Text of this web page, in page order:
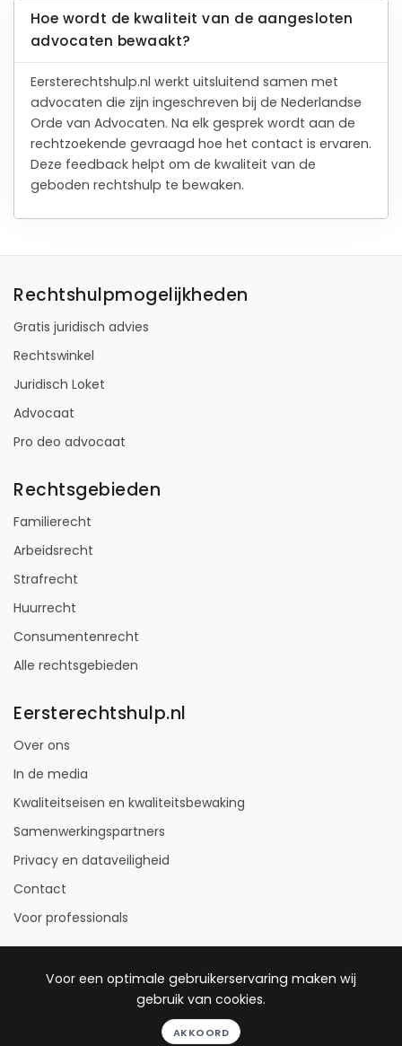
Hoe wordt de kwaliteit van de aangesloten
advocaten bewaakt?
Eersterechtshulp.nl werkt uitsluitend samen met
advocaten die zijn ingeschreven bij de Nederlandse
Orde van Advocaten. Na elk gesprek wordt aan de
rechtzoekende gevraagd hoe het contact is ervaren.
Deze feedback helpt om de kwaliteit van de
geboden rechtshulp te bewaken.
Rechtshulpmogelijkheden
Gratis juridisch advies
Rechtswinkel
Juridisch Loket
Advocaat
Pro deo advocaat
Rechtsgebieden
Familierecht
Arbeidsrecht
Strafrecht
Huurrecht
Consumentenrecht
Alle rechtsgebieden
Eersterechtshulp.nl
Over ons
In de media
Kwaliteitseisen en kwaliteitsbewaking
Samenwerkingspartners
Privacy en dataveiligheid
Contact
Voor professionals
© 2012 - 2026 Eersterechtshulp
Voor een optimale gebruikerservaring maken wij
gebruik van cookies.
AKKOORD